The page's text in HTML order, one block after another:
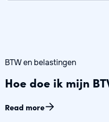
BTW en belastingen
Hoe doe ik mijn
Read more